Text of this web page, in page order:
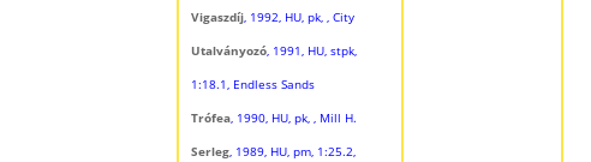
Vigaszdíj, 1992, HU, pk, , City
Utalványozó, 1991, HU, stpk,
1:18.1, Endless Sands
Trófea, 1990, HU, pk, , Mill H.
Serleg, 1989, HU, pm, 1:25.2,